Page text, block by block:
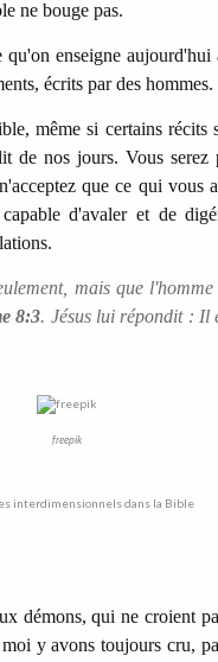
ne bouge pas.
enseigne
écrits par des hommes.
même si certains récits
de nos jours. Vous serez
que ce qui vous
d'avaler et de
mais que
8:3. Jésus lui répondit : Il
freepik
démons, qui ne croient
y avons toujours cru,